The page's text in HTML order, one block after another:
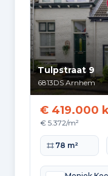
Tulpstraat 9
6813DS Arnhem
€ 419.000
€ 5.372/m²
Woonoppervlakte
78 m²